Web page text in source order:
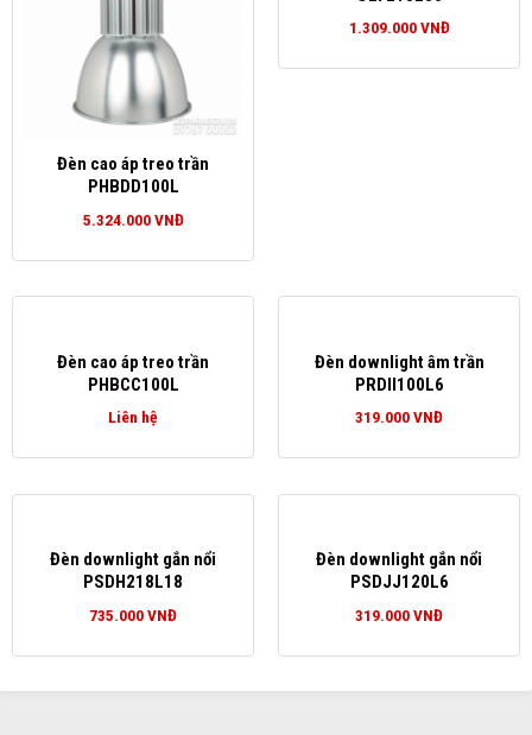
Đèn cao áp treo trần
PHBDD100L
5.324.000VNĐ
1.309.000VNĐ
Đèn cao áp treo trần
PHBCC100L
Liên hệ
Đèn downlight âm trần
PRDII100L6
319.000VNĐ
Đèn downlight gắn nổi
PSDH218L18
735.000VNĐ
Đèn downlight gắn nổi
PSDJJ120L6
319.000VNĐ